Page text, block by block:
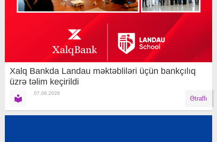
Xalq Bankda Landau məktəbliləri üçün bankçılıq
üzrə təlim keçirildi
07.08.2026
Ətraflı